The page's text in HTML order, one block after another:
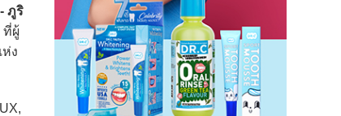
ภูริ
ที่ผู้
ง